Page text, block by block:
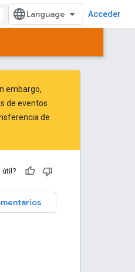
Acceder
embargo,
de eventos
de
útil?